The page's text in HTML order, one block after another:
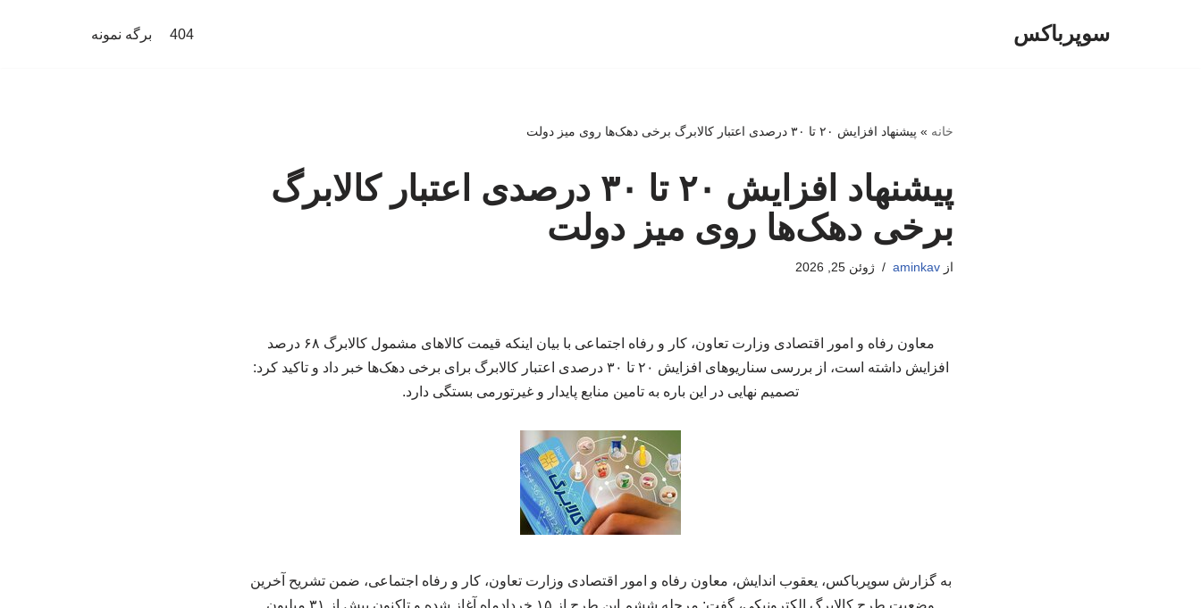
سوپرباکس 404 برگه نمونه
خانه » پیشنهاد افزایش ۲۰ تا ۳۰ درصدی اعتبار کالابرگ برخی دهک‌ها روی میز دولت
پیشنهاد افزایش ۲۰ تا ۳۰ درصدی اعتبار کالابرگ
برخی دهک‌ها روی میز دولت
ازaminkav ژوئن 25, 2026
معاون رفاه و امور اقتصادی وزارت تعاون، کار و رفاه اجتماعی با بیان اینکه قیمت کالاهای مشمول کالابرگ ۶۸ درصد
افزایش داشته است، از بررسی سناریوهای افزایش ۲۰ تا ۳۰ درصدی اعتبار کالابرگ برای برخی دهک‌ها خبر داد و تاکید کرد:
تصمیم نهایی در این باره به تامین منابع پایدار و غیرتورمی بستگی دارد.
به گزارش سوپرباکس، یعقوب اندایش، معاون رفاه و امور اقتصادی وزارت تعاون، کار و رفاه اجتماعی، ضمن تشریح آخرین
وضعیت طرح کالابرگ الکترونیکی، گفت: مرحله ششم این طرح از ۱۵ خردادماه آغاز شده و تاکنون بیش از ۳۱ میلیون